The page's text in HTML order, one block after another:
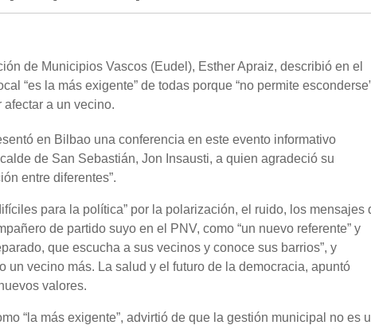
de Municipios Vascos (Eudel), Esther Apraiz, describió en el
“es la más exigente” de todas porque “no permite
afectar a un vecino.
en Bilbao una conferencia en este evento informativo
de San Sebastián, Jon Insausti, a quien agradeció su
entre diferentes”.
para la política” por la polarización, el ruido, los mensajes
de partido suyo en el PNV, como “un nuevo referente” y
que escucha a sus vecinos y conoce sus barrios”, y
un vecino más. La salud y el futuro de la democracia, apuntó
valores.
“la más exigente”, advirtió de que la gestión municipal no es